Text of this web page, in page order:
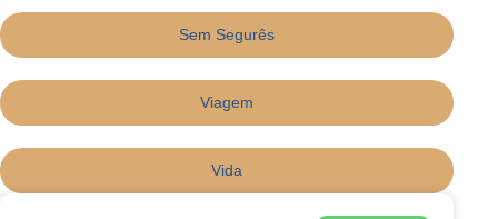
Sem Segurês
Viagem
Vida